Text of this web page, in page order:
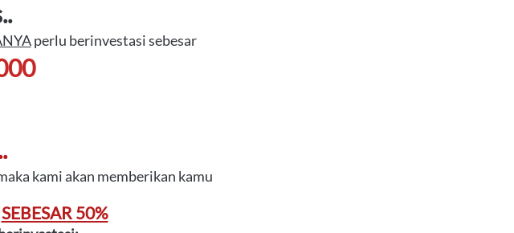
perlu berinvestasi sebesar
kami akan memberikan kamu
SEBESAR 50%